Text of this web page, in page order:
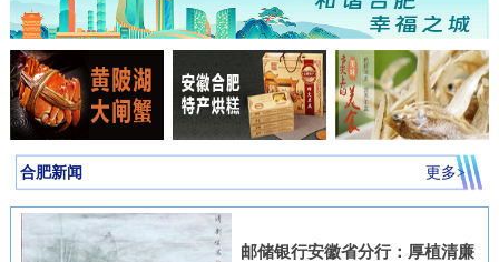
合肥新闻 更多>
邮储银行安徽省分行：厚植清廉